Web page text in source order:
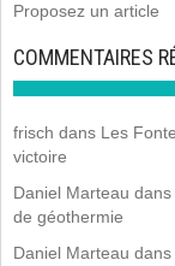
Proposez un article
COMMENTAIRES
frisch dans Les
victoire
Daniel Marteau dans
de géothermie
Daniel Marteau dans